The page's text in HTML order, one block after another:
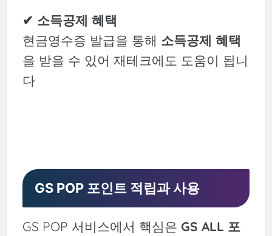
✔ 소득공제 혜택
현금영수증 발급을 통해 소득공제 혜택
을 받을 수 있어 재테크에도 도움이 됩니
다
GS POP 포인트 적립과 사용
GS POP 서비스에서 핵심은 GS ALL 포